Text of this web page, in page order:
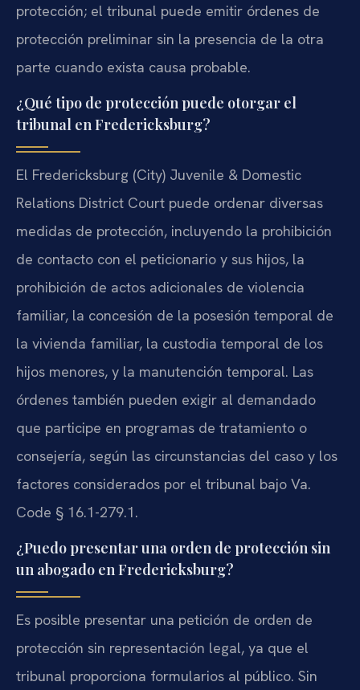
protección; el tribunal puede emitir órdenes de
protección preliminar sin la presencia de la otra
parte cuando exista causa probable.
¿Qué tipo de protección puede otorgar el
tribunal en Fredericksburg?
El Fredericksburg (City) Juvenile & Domestic
Relations District Court puede ordenar diversas
medidas de protección, incluyendo la prohibición
de contacto con el peticionario y sus hijos, la
prohibición de actos adicionales de violencia
familiar, la concesión de la posesión temporal de
la vivienda familiar, la custodia temporal de los
hijos menores, y la manutención temporal. Las
órdenes también pueden exigir al demandado
que participe en programas de tratamiento o
consejería, según las circunstancias del caso y los
factores considerados por el tribunal bajo Va.
Code § 16.1-279.1.
¿Puedo presentar una orden de protección sin
un abogado en Fredericksburg?
Es posible presentar una petición de orden de
protección sin representación legal, ya que el
tribunal proporciona formularios al público. Sin